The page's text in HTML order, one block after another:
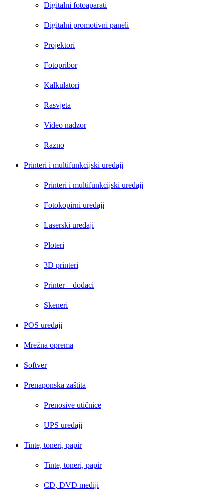
Digitalni fotoaparati
Digitalni promotivni paneli
Projektori
Fotopribor
Kalkulatori
Rasvjeta
Video nadzor
Razno
Printeri i multifunkcijski uređaji
Printeri i multifunkcijski uređaji
Fotokopirni uređaji
Laserski uređaji
Ploteri
3D printeri
Printer – dodaci
Skeneri
POS uređaji
Mrežna oprema
Softver
Prenaponska zaštita
Prenosive utičnice
UPS uređaji
Tinte, toneri, papir
Tinte, toneri, papir
CD, DVD mediji